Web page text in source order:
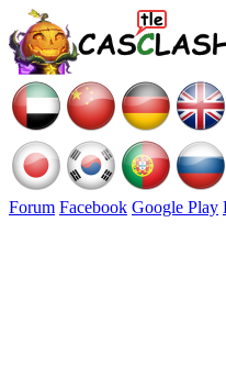
Forum Facebook Google Play